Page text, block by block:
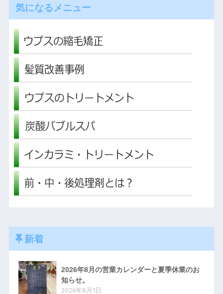
気になるメニュー
新着
2026年8月の営業カレンダーと夏季休業のお
知らせ。
2026年8月1日